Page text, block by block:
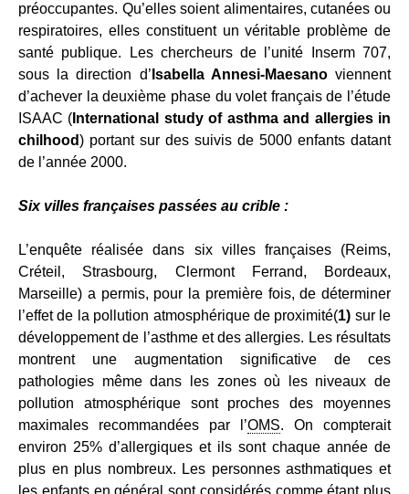
préoccupantes. Qu’elles soient alimentaires, cutanées ou
respiratoires, elles constituent un véritable problème de
santé publique. Les chercheurs de l’unité Inserm 707,
sous la direction d’ Isabella Annesi-Maesanoviennent
d’achever la deuxième phase du volet français de l’étude
ISAAC ( International study of asthma and allergies in
chilhood) portant sur des suivis de 5000 enfants datant
de l’année 2000.
Six villes françaises passées au crible :
L’enquête réalisée dans six villes françaises (Reims,
Créteil, Strasbourg, Clermont Ferrand, Bordeaux,
Marseille) a permis, pour la première fois, de déterminer
l’effet de la pollution atmosphérique de proximité(1) sur le
développement de l’asthme et des allergies. Les résultats
montrent une augmentation significative de ces
pathologies même dans les zones où les niveaux de
pollution atmosphérique sont proches des moyennes
maximales recommandées par l’OMS. On compterait
environ 25% d’allergiques et ils sont chaque année de
plus en plus nombreux. Les personnes asthmatiques et
les enfants en général sont considérés comme étant plus